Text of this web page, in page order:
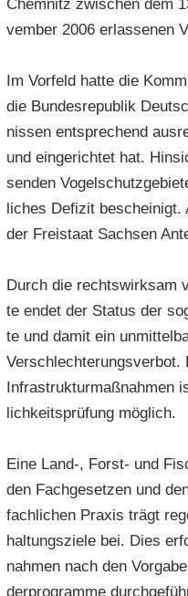
Chem­nitz zwi­schen dem
vem­ber 2006 er­las­se­nen
Im Vor­feld hatte die
die Bun­des­re­pu­blik
nis­sen ent­spre­chend
und ein­ge­rich­tet hat.
sen­den
li­ches De­fi­zit be­schei­nigt.
der Frei­staat Sach­sen
Durch die rechts­wirk­sam
te endet der Sta­tus der
te und damit ein
Ver­schlech­te­rungs­ver­bot.
In­fra­struk­tur­maß­nah­men
lich­keits­prü­fung mög­lich.
Eine Land-, Forst-​ und
den Fach­ge­set­zen und
fach­li­chen Pra­xis trägt
hal­tungs­zie­le bei. Dies
nah­men nach den
der­pro­gram­me